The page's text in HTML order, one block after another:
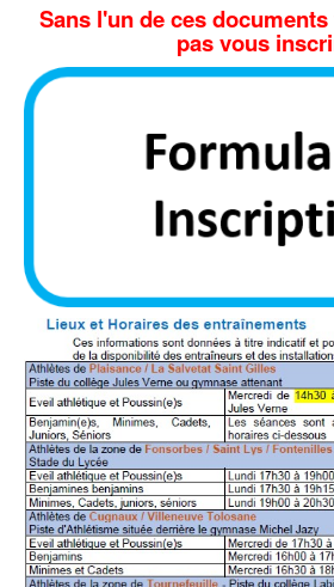
Sans l'un de ces
pas vous